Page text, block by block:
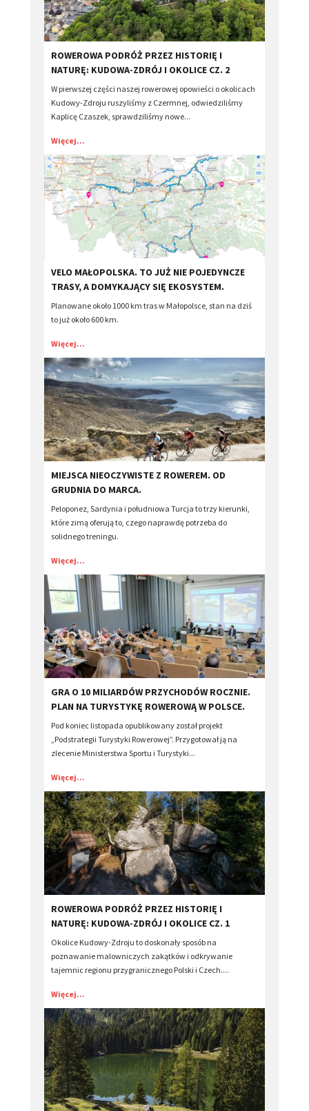
​ROWEROWA PODRÓŻ PRZEZ HISTORIĘ I
NATURĘ: KUDOWA-ZDRÓJ I OKOLICE CZ. 2
W pierwszej części naszej rowerowej opowieści o okolicach
Kudowy-Zdroju ruszyliśmy z Czermnej, odwiedziliśmy
Kaplicę Czaszek, sprawdziliśmy nowe...
Więcej...
VELO MAŁOPOLSKA. TO JUŻ NIE POJEDYNCZE
TRASY, A DOMYKAJĄCY SIĘ EKOSYSTEM.
Planowane około 1000 km tras w Małopolsce, stan na dziś
to już około 600 km.
Więcej...
MIEJSCA NIEOCZYWISTE Z ROWEREM. OD
GRUDNIA DO MARCA.
Peloponez, Sardynia i południowa Turcja to trzy kierunki,
które zimą oferują to, czego naprawdę potrzeba do
solidnego treningu.
Więcej...
GRA O 10 MILIARDÓW PRZYCHODÓW ROCZNIE.
PLAN NA TURYSTYKĘ ROWEROWĄ W POLSCE.
Pod koniec listopada opublikowany został projekt
„Podstrategii Turystyki Rowerowej”. Przygotował ją na
zlecenie Ministerstwa Sportu i Turystyki...
Więcej...
ROWEROWA PODRÓŻ PRZEZ HISTORIĘ I
NATURĘ: KUDOWA-ZDRÓJ I OKOLICE CZ. 1
Okolice Kudowy-Zdroju to doskonały sposób na
poznawanie malowniczych zakątków i odkrywanie
tajemnic regionu przygranicznego Polski i Czech....
Więcej...